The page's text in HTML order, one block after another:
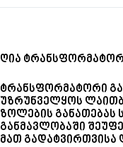
ღია
ტრანსფორმატორი
უზრუნველყოს
ზოლების განათებას
განმავლობაში
მათ გადატვირთვისა